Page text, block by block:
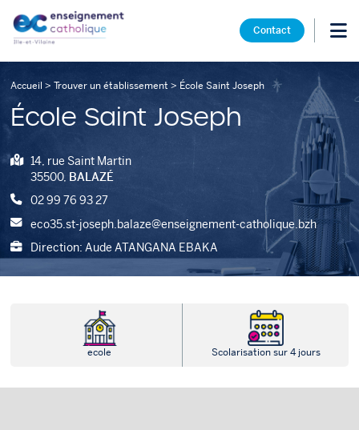
Contact
Accueil > Trouver un établissement > École Saint Joseph
École Saint Joseph
14, rue Saint Martin
35500, BALAZÉ
02 99 76 93 27
eco35.st-joseph.balaze@enseignement-catholique.bzh
Direction: Aude ATANGANA EBAKA
ecole Scolarisation sur 4 jours